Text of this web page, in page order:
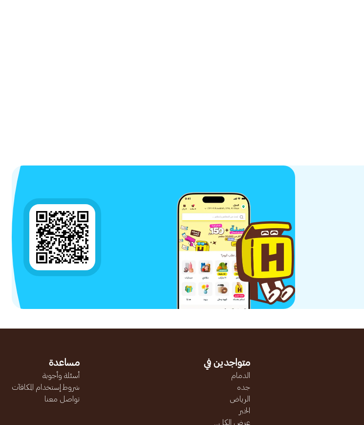
متواجدين في
الدمام
جده
الرياض
الخبر
عرض الكل...
مساعدة
أسئلة وأجوبة
شروط إستخدام المكافآت
تواصل معنا